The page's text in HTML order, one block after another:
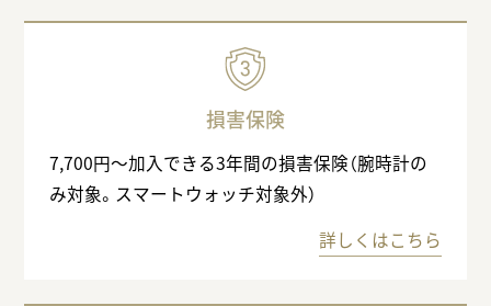
損害保険
7,700円〜加入できる3年間の損害保険（腕時計の
み対象。スマートウォッチ対象外）
詳しくはこちら